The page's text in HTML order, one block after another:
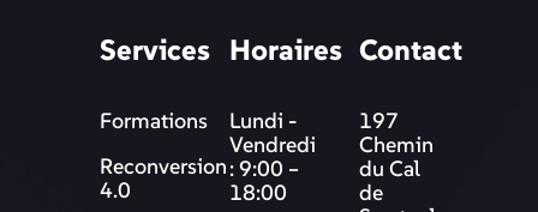
Services
Formations
Reconversion
4.0
Horaires
Lundi -
Vendredi
: 9:00 –
18:00
Contact
197
Chemin
du Cal
de